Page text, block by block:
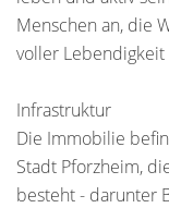
Menschen an, die
voller Lebendigkeit
Infrastruktur
Die Immobilie
Stadt Pforzheim,
besteht - darunter